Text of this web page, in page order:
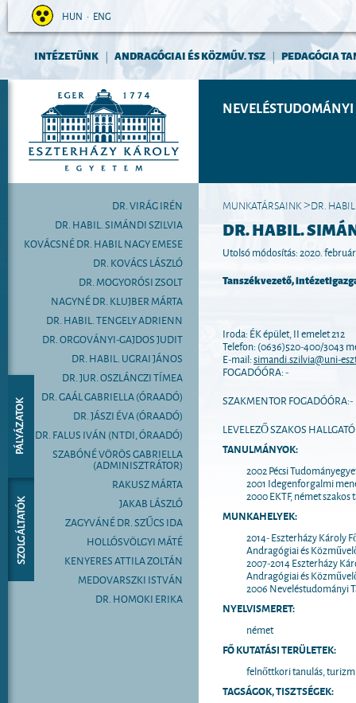
HUN • ENG
INTÉZETÜNK | ANDRAGÓGIAI ÉS KÖZMŰV. TSZ | PEDAGÓGIA
DR. VIRÁG IRÉN
DR. HABIL. SIMÁNDI SZILVIA
KOVÁCSNÉ DR. HABIL NAGY EMESE
DR. KOVÁCS LÁSZLÓ
DR. MOGYORÓSI ZSOLT
NAGYNÉ DR. KLUJBER MÁRTA
DR. HABIL. TENGELY ADRIENN
DR. ORGOVÁNYI-GAJDOS JUDIT
DR. HABIL. UGRAI JÁNOS
DR. JUR. OSZLÁNCZI TÍMEA
DR. GAÁL GABRIELLA (ÓRAADÓ)
DR. JÁSZI ÉVA (ÓRAADÓ)
DR. FALUS IVÁN (NTDI, ÓRAADÓ)
SZABÓNÉ VÖRÖS GABRIELLA
(ADMINISZTRÁTOR)
RAKUSZ MÁRTA
JAKAB LÁSZLÓ
ZAGYVÁNÉ DR. SZŰCS IDA
HOLLÓSVÖLGYI MÁTÉ
KENYERES ATTILA ZOLTÁN
MEDOVARSZKI ISTVÁN
DR. HOMOKI ERIKA
MUNKATÁRSAINK>DR.
DR. HABIL.
Utolsó módosítás: 2020.
Tanszékvezető,
Iroda: ÉK épület, II emelet 212
Telefon: (0636)520-400/3043
E-mail:simandi.szilvia@uni-
FOGADÓÓRA: -
SZAKMENTOR FOGADÓÓRA:-
LEVELEZŐ SZAKOS
TANULMÁNYOK:
2002 Pécsi
2001 Idegenforgalmi
2000 EKTF, német
MUNKAHELYEK:
2014- Eszterházy Károly
Andragógiai és
2007-2014 Eszterházy
Andragógiai és
2006 Neveléstudományi
NYELVISMERET:
német
FŐ KUTATÁSI TERÜLETEK:
felnőttkori tanulás,
TAGSÁGOK, TISZTSÉGEK: